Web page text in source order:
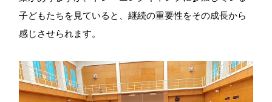
子どもたちを見ていると、継続の重要性をその成長から
感じさせられます。